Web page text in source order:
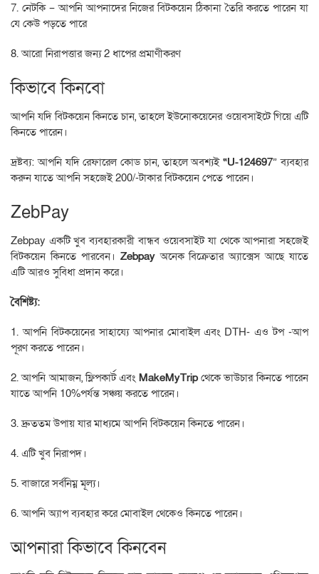
7. নেটকি – আপনি আপনাদের নিজের বিটকয়েন ঠিকানা তৈরি করতে পারেন যা
যে কেউ পড়তে পারে
8. আরো নিরাপত্তার জন্য 2 ধাপের প্রমাণীকরণ
কিভাবে কিনবো
আপনি যদি বিটকয়েন কিনতে চান, তাহলে ইউনোকয়েনের ওয়েবসাইটে গিয়ে এটি
কিনতে পারেন।
দ্রষ্টব্য: আপনি যদি রেফারেল কোড চান, তাহলে অবশ্যই“U-124697” ব্যবহার
করুন যাতে আপনি সহজেই 200/-টাকার বিটকয়েন পেতে পারেন।
ZebPay
Zebpay একটি খুব ব্যবহারকারী বান্ধব ওয়েবসাইট যা থেকে আপনারা সহজেই
বিটকয়েন কিনতে পারবেন। Zebpayঅনেক বিক্রেতার অ্যাক্সেস আছে যাতে
এটি আরও সুবিধা প্রদান করে।
বৈশিষ্ট্য:
1. আপনি বিটকয়েনের সাহায্যে আপনার মোবাইল এবং DTH- এও টপ -আপ
পূরণ করতে পারেন।
2. আপনি আমাজন, ফ্লিপকার্ট এবং MakeMyTripথেকে ভাউচার কিনতে পারেন
যাতে আপনি 10%পর্যন্ত সঞ্চয় করতে পারেন।
3. দ্রুততম উপায় যার মাধ্যমে আপনি বিটকয়েন কিনতে পারেন।
4. এটি খুব নিরাপদ।
5. বাজারে সর্বনিম্ন মূল্য।
6. আপনি অ্যাপ ব্যবহার করে মোবাইল থেকেও কিনতে পারেন।
আপনারা কিভাবে কিনবেন